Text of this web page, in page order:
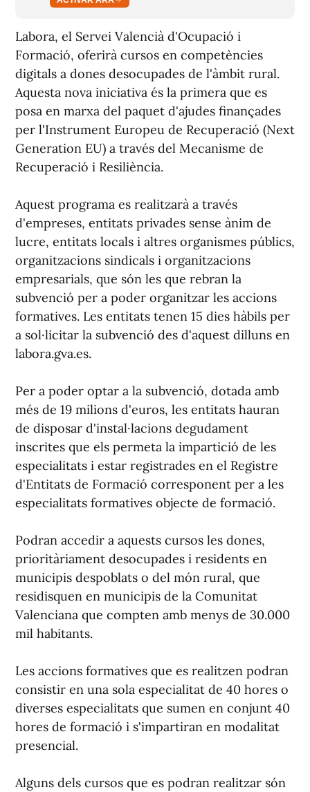
Labora, el Servei Valencià d'Ocupació i
Formació, oferirà cursos en competències
digitals a dones desocupades de l'àmbit rural.
Aquesta nova iniciativa és la primera que es
posa en marxa del paquet d'ajudes finançades
per l'Instrument Europeu de Recuperació (Next
Generation EU) a través del Mecanisme de
Recuperació i Resiliència.
Aquest programa es realitzarà a través
d'empreses, entitats privades sense ànim de
lucre, entitats locals i altres organismes públics,
organitzacions sindicals i organitzacions
empresarials, que són les que rebran la
subvenció per a poder organitzar les accions
formatives. Les entitats tenen 15 dies hàbils per
a sol·licitar la subvenció des d'aquest dilluns en
labora.gva.es.
Per a poder optar a la subvenció, dotada amb
més de 19 milions d'euros, les entitats hauran
de disposar d'instal·lacions degudament
inscrites que els permeta la impartició de les
especialitats i estar registrades en el Registre
d'Entitats de Formació corresponent per a les
especialitats formatives objecte de formació.
Podran accedir a aquests cursos les dones,
prioritàriament desocupades i residents en
municipis despoblats o del món rural, que
residisquen en municipis de la Comunitat
Valenciana que compten amb menys de 30.000
mil habitants.
Les accions formatives que es realitzen podran
consistir en una sola especialitat de 40 hores o
diverses especialitats que sumen en conjunt 40
hores de formació i s'impartiran en modalitat
presencial.
Alguns dels cursos que es podran realitzar són